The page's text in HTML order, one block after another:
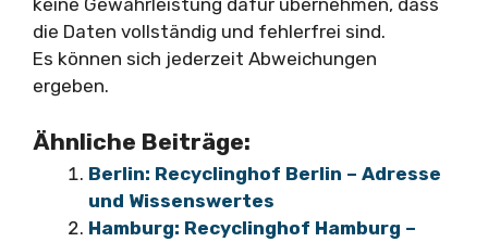
keine Gewährleistung dafür übernehmen, dass
die Daten vollständig und fehlerfrei sind.
Es können sich jederzeit Abweichungen
ergeben.
Ähnliche Beiträge:
Berlin: Recyclinghof Berlin – Adresse
und Wissenswertes
Hamburg: Recyclinghof Hamburg –